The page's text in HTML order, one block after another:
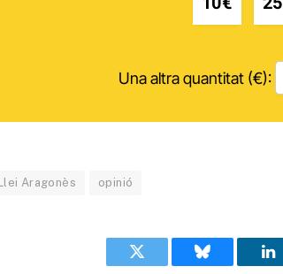
Una altra quantitat (€):
Llei Aragonès opinió
Twitter Bluesky